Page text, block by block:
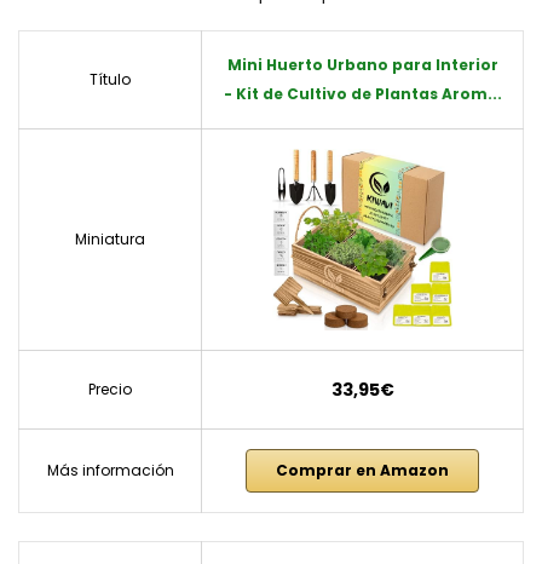
Título
Mini Huerto Urbano para Interior
- Kit de Cultivo de Plantas Arom...
Miniatura
Precio 33,95€
Más información Comprar en Amazon